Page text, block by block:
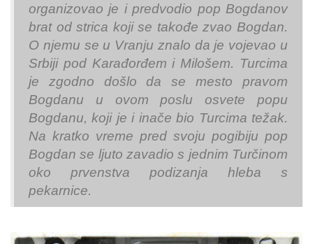
organizovao je i predvodio pop Bogdanov
brat od strica koji se takođe zvao Bogdan.
O njemu se u Vranju znalo da je vojevao u
Srbiji pod Karađorđem i Milošem. Turcima
je zgodno došlo da se mesto pravom
Bogdanu u ovom poslu osvete popu
Bogdanu, koji je i inače bio Turcima težak.
Na kratko vreme pred svoju pogibiju pop
Bogdan se ljuto zavadio s jednim Turčinom
oko prvenstva podizanja hleba s
pekarnice.